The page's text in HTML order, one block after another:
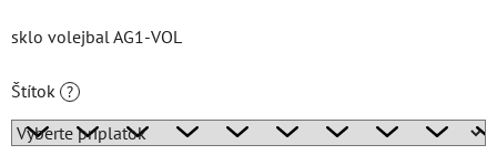
sklo volejbal AG1-VOL
Štítok ?